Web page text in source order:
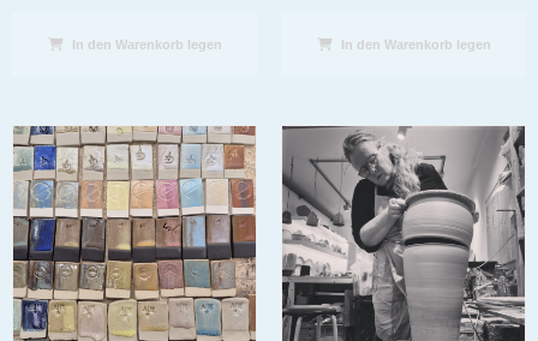
In den Warenkorb legen In den Warenkorb legen